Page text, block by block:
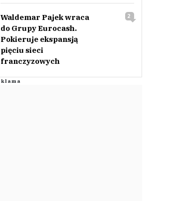
Waldemar Pajek wraca
do Grupy Eurocash.
Pokieruje ekspansją
pięciu sieci
franczyzowych
2